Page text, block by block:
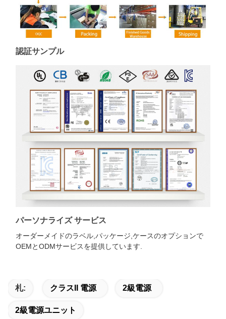
認証サンプル
パーソナライズ サービス
オーダーメイドのラベル,パッケージ,ケースのオプションで
OEMとODMサービスを提供しています.
札: クラスII 電源 2級電源
2級電源ユニット